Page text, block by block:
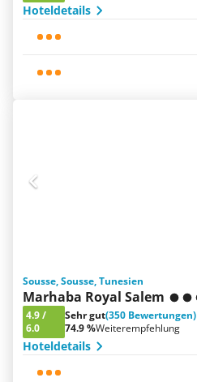
Hoteldetails
Sousse, Sousse, Tunesien
Marhaba Royal Salem
4.9/
6.0
Sehr gut(350 Bewertungen)
74.9 %Weiterempfehlung
Hoteldetails